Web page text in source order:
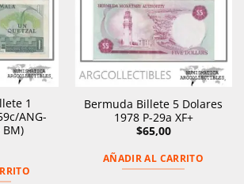
1
ANG-
BM)
Bermuda Billete 5 Dolares
1978 P-29a XF+
$65,00
AÑADIR AL CARRITO